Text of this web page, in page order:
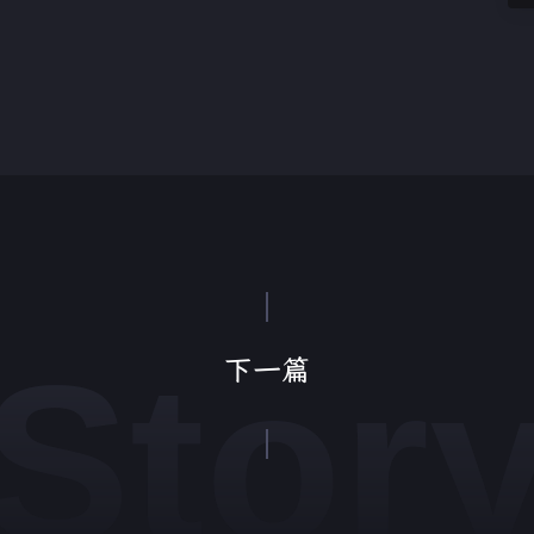
Story
下一篇